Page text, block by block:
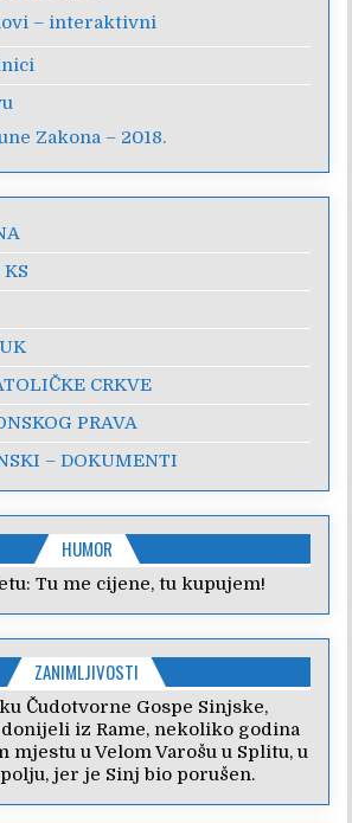
– interaktivni
Zakona – 2018.
CRKVE
PRAVA
– DOKUMENTI
HUMOR
Tu me cijene, tu kupujem!
ZANIMLJIVOSTI
Čudotvorne Gospe Sinjske,
iz Rame, nekoliko godina
mjestu u Velom Varošu u Splitu, u
jer je Sinj bio porušen.